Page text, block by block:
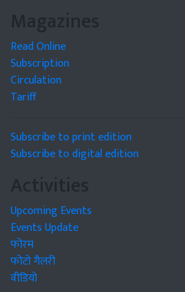
Magazines
Read Online
Subscription
Circulation
Tariff
Subscribe to print edition
Subscribe to digital edition
Activities
Upcoming Events
Events Update
फोरम
फोटो गैलरी
वीडियो